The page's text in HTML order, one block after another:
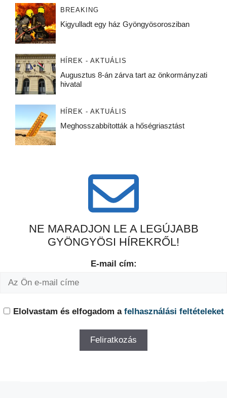
BREAKING
Kigyulladt egy ház Gyöngyösorosziban
HÍREK - AKTUÁLIS
Augusztus 8-án zárva tart az önkormányzati
hivatal
HÍREK - AKTUÁLIS
Meghosszabbították a hőségriasztást
NE MARADJON LE A LEGÚJABB
GYÖNGYÖSI HÍREKRŐL!
E-mail cím:
Elolvastam és elfogadom a felhasználási feltételeket